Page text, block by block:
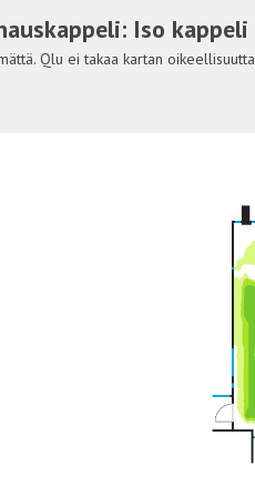
Iso kappeli
Qlu ei takaa kartan